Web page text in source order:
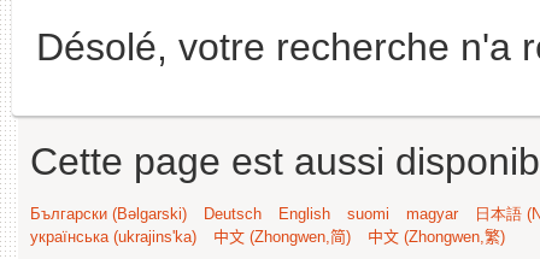
Désolé, votre recherche n'a
Cette page est aussi
Български (Bəlgarski) Deutsch English suomi magyar
日本語
українська (ukrajins'ka)
中文 (Zhongwen,简) 中文 (Zhongwen,繁)